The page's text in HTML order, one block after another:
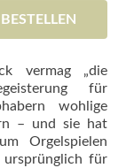
BESTELLEN
vermag „die
für
wohlige
– und sie hat
Orgelspielen
ursprünglich für